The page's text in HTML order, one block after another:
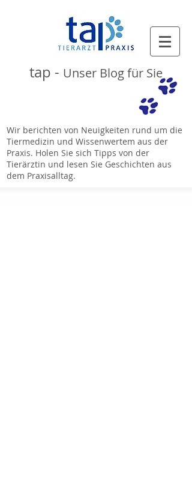
tap - Unser Blog für Sie
Wir berichten von Neuigkeiten rund um die
Tiermedizin und Wissenwertem aus der
Praxis. Holen Sie sich Tipps von der
Tierärztin und lesen Sie Geschichten aus
dem Praxisalltag.